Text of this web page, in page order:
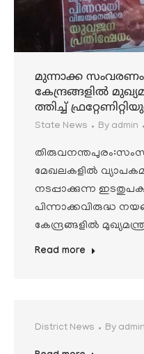
മുന്നാക്ക
കേന്ദ്രങ്ങളിൽ
ത്തിച്ച്
State News By admin
മേഖലകളിൽ
നടപ്പാക്കുന്ന
പിന്നാക്കവിരുദ്ധ
കേന്ദ്രങ്ങളിൽ
Read more
District News By admin